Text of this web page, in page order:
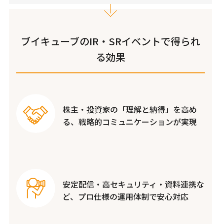
ブイキューブのIR・SRイベントで得られ
る効果
株主・投資家の「理解と納得」を高め
る、戦略的コミュニケーションが実現
安定配信・高セキュリティ・資料連携な
ど、プロ仕様の運用体制で安心対応